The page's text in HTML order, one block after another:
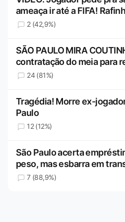
ameaça ir até a FIFA!
2 (42,9%)
SÃO PAULO MIRA
contratação do meia para
24 (81%)
Tragédia! Morre ex-
Paulo
12 (12%)
São Paulo acerta
peso, mas esbarra em
7 (88,9%)